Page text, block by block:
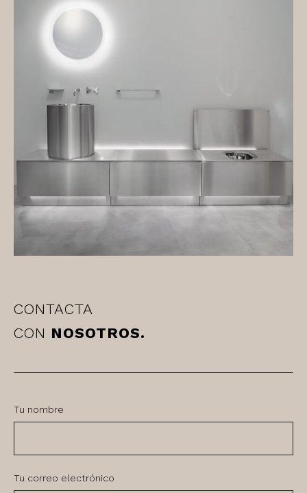
CONTACTA
CON NOSOTROS.
Tu nombre
Tu correo electrónico